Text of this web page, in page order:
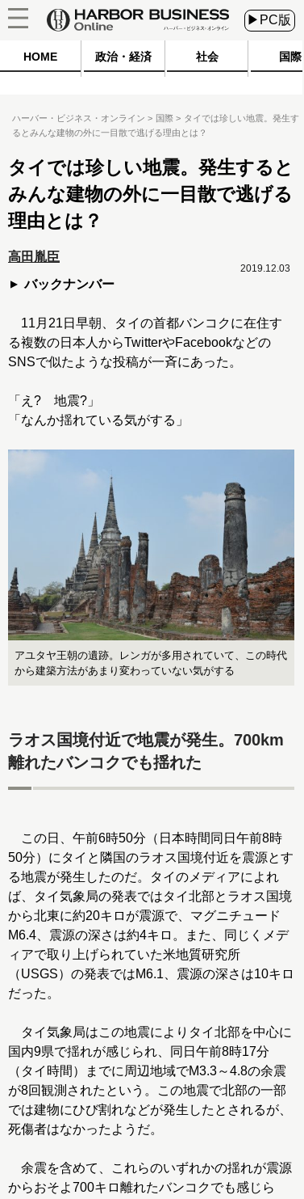
▶PC版
HOME 政治・経済 社会 国際
ハーバー・ビジネス・オンライン 国際
タイでは珍しい地震。発生す
るとみんな建物の外に一目散で逃げる理由とは？
タイでは珍しい地震。発生すると
みんな建物の外に一目散で逃げる
理由とは？
高田胤臣
バックナンバー
2019.12.03
11月21日早朝、タイの首都バンコクに在住す
る複数の日本人からTwitterやFacebookなどの
SNSで似たような投稿が一斉にあった。
「え? 地震?」
「なんか揺れている気がする」
アユタヤ王朝の遺跡。レンガが多用されていて、この時代
から建築方法があまり変わっていない気がする
ラオス国境付近で地震が発生。700km
離れたバンコクでも揺れた
この日、午前6時50分（日本時間同日午前8時
50分）にタイと隣国のラオス国境付近を震源とす
る地震が発生したのだ。タイのメディアによれ
ば、タイ気象局の発表ではタイ北部とラオス国境
から北東に約20キロが震源で、マグニチュード
M6.4、震源の深さは約4キロ。また、同じくメデ
ィアで取り上げられていた米地質研究所
（USGS）の発表ではM6.1、震源の深さは10キロ
だった。
タイ気象局はこの地震によりタイ北部を中心に
国内9県で揺れが感じられ、同日午前8時17分
（タイ時間）までに周辺地域でM3.3～4.8の余震
が8回観測されたという。この地震で北部の一部
では建物にひび割れなどが発生したとされるが、
死傷者はなかったようだ。
余震を含めて、これらのいずれかの揺れが震源
からおそよ700キロ離れたバンコクでも感じら